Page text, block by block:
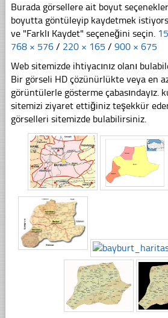
Burada görsellere ait boyut
boyutta göntüleyip kaydetmek
ve "Farklı Kaydet" seçeneğini seçin.
768 × 576 / 220 × 165 / 900 × 675
Web sitemizde ihtiyacınız olanı
Bir görseli HD çözünürlükte veya en
görüntülerle gösterme çabasındayız.
sitemizi ziyaret ettiğiniz teşekkür
görselleri sitemizde bulabilirsiniz.